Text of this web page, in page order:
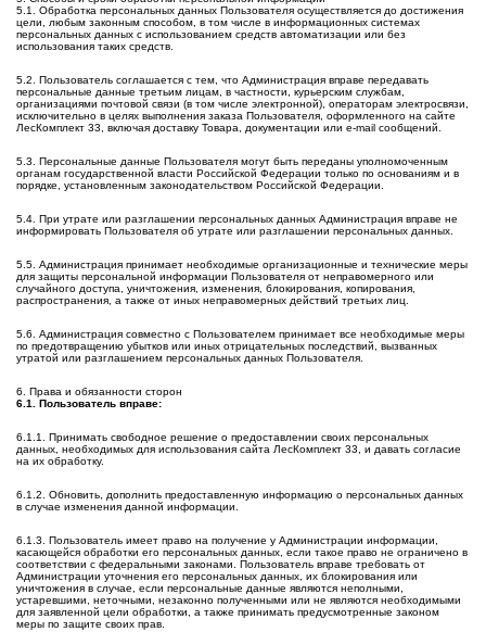
5.1. Обработка персональных данных Пользователя осуществляется до достижения
цели, любым законным способом, в том числе в информационных системах
персональных данных с использованием средств автоматизации или без
использования таких средств.
5.2. Пользователь соглашается с тем, что Администрация вправе передавать
персональные данные третьим лицам, в частности, курьерским службам,
организациями почтовой связи (в том числе электронной), операторам электросвязи,
исключительно в целях выполнения заказа Пользователя, оформленного на сайте
ЛесКомплект 33, включая доставку Товара, документации или e-mail сообщений.
5.3. Персональные данные Пользователя могут быть переданы уполномоченным
органам государственной власти Российской Федерации только по основаниям и в
порядке, установленным законодательством Российской Федерации.
5.4. При утрате или разглашении персональных данных Администрация вправе не
информировать Пользователя об утрате или разглашении персональных данных.
5.5. Администрация принимает необходимые организационные и технические меры
для защиты персональной информации Пользователя от неправомерного или
случайного доступа, уничтожения, изменения, блокирования, копирования,
распространения, а также от иных неправомерных действий третьих лиц.
5.6. Администрация совместно с Пользователем принимает все необходимые меры
по предотвращению убытков или иных отрицательных последствий, вызванных
утратой или разглашением персональных данных Пользователя.
6. Права и обязанности сторон
6.1. Пользователь вправе:
6.1.1. Принимать свободное решение о предоставлении своих персональных
данных, необходимых для использования сайта ЛесКомплект 33, и давать согласие
на их обработку.
6.1.2. Обновить, дополнить предоставленную информацию о персональных данных
в случае изменения данной информации.
6.1.3. Пользователь имеет право на получение у Администрации информации,
касающейся обработки его персональных данных, если такое право не ограничено в
соответствии с федеральными законами. Пользователь вправе требовать от
Администрации уточнения его персональных данных, их блокирования или
уничтожения в случае, если персональные данные являются неполными,
устаревшими, неточными, незаконно полученными или не являются необходимыми
для заявленной цели обработки, а также принимать предусмотренные законом
меры по защите своих прав.